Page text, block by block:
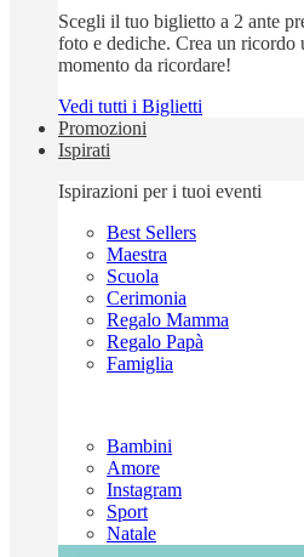
Scegli il tuo biglietto a 2 ante
foto e dediche. Crea un ricordo
momento da ricordare!
Vedi tutti i Biglietti
Promozioni
Ispirati
Ispirazioni per i tuoi eventi
Best Sellers
Maestra
Scuola
Cerimonia
Regalo Mamma
Regalo Papà
Famiglia
Bambini
Amore
Instagram
Sport
Natale